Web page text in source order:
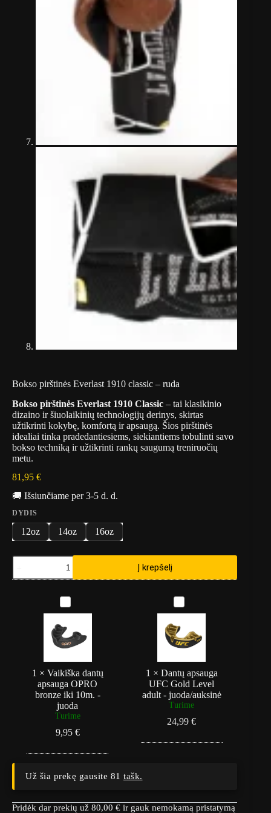
Bokso pirštinės Everlast 1910 classic – ruda
Bokso pirštinės Everlast 1910 Classic – tai klasikinio
dizaino ir šiuolaikinių technologijų derinys, skirtas
užtikrinti kokybę, komfortą ir apsaugą. Šios pirštinės
idealiai tinka pradedantiesiems, siekiantiems tobulinti savo
bokso techniką ir užtikrinti rankų saugumą treniruočių
metu.
81,95 €
🚚 Išsiunčiame per 3-5 d. d.
DYDIS
12oz 14oz 16oz
produkto
Bokso
Į krepšelį
V
a
k
i
š
k
a
d
a
n
t
a
s
u
O
1 × Vaikiška dantų
apsauga OPRO
bronze iki 10m. -
juoda
Turime
9,95 €
D
a
t
ų
p
s
a
u
g
U
C
e
1 × Dantų apsauga
UFC Gold Level
adult - juoda/auksinė
Turime
24,99€
Už šia prekę gausite 81 tašk.
Pridėk dar prekių už 80,00 € ir gauk nemokamą pristatymą